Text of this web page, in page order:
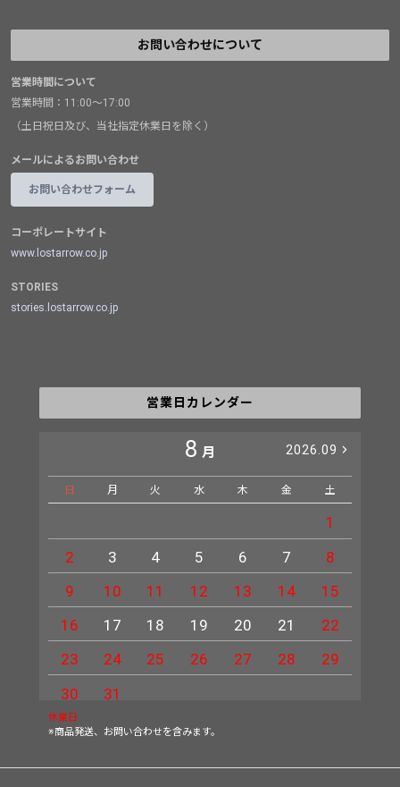
お問い合わせについて
営業時間について
営業時間：11:00～17:00
（土日祝日及び、当社指定休業日を除く）
メールによるお問い合わせ
お問い合わせフォーム
コーポレートサイト
www.lostarrow.co.jp
STORIES
stories.lostarrow.co.jp
営業日カレンダー
8 月 2026.09
日 月 火 水 木 金 土
1
2
3 4 5 6 7
8
9
10 11 12 13 14
15
16
17 18 19 20 21
22
23
24 25 26 27 28
29
30
31
休業日
※商品発送、お問い合わせを含みます。